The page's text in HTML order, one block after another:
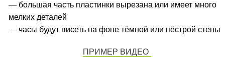
— большая часть пластинки вырезана или имеет много
мелких деталей
— часы будут висеть на фоне тёмной или пёстрой стены
ПРИМЕР ВИДЕО